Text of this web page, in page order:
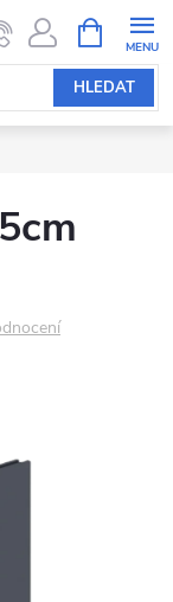
HLEDAT
NÁKUPNÍ
KOŠÍK